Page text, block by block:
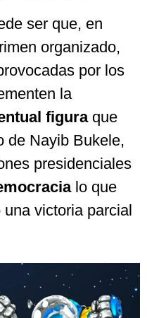
ser que, en
organizado,
por los
la
figura que
de Nayib Bukele,
presidenciales
lo que
victoria parcial